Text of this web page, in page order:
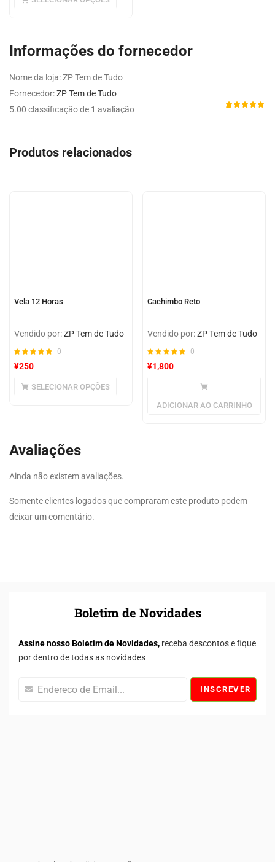
Informações do fornecedor
Nome da loja:ZP Tem de Tudo
Fornecedor:ZP Tem de Tudo
5.00 classificação de 1 avaliação
de 5,
Produtos relacionados
Vela 12 Horas
Vendido por:ZP Tem de Tudo
0
¥250
SELECIONAR OPÇÕES
Cachimbo Reto
Vendido por:ZP Tem de Tudo
0
¥1,800
ADICIONAR AO CARRINHO
Avaliações
Ainda não existem avaliações.
Somente clientes logados que compraram este produto podem
deixar um comentário.
Boletim de Novidades
Assine nosso Boletim de Novidades, receba descontos e fique
por dentro de todas as novidades
INSCREVER